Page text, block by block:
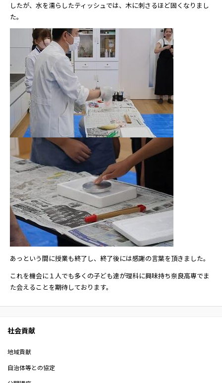
したが、水を濡らしたティッシュでは、木に刺さるほど固くなりまし
た。
あっという間に授業も終了し、終了後には感謝の言葉を頂きました。
これを機会に１人でも多くの子ども達が理科に興味持ち奈良高専でま
た会えることを期待しております。
社会貢献
地域貢献
自治体等との協定